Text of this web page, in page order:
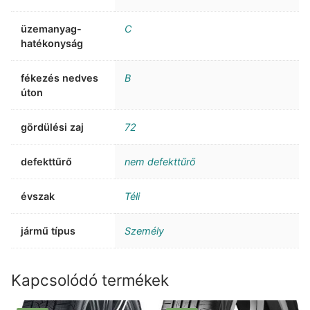
üzemanyag-
hatékonyság
C
fékezés nedves
úton
B
gördülési zaj 72
defekttűrő nem defekttűrő
évszak Téli
jármű típus Személy
Kapcsolódó termékek